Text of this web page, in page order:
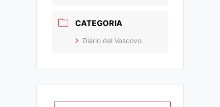
CATEGORIA
Diario del Vescovo